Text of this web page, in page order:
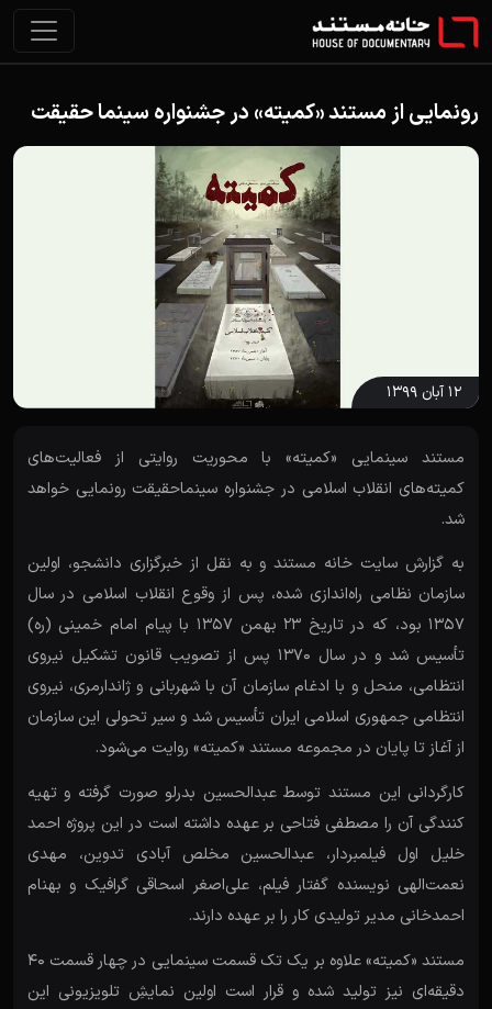
رونمایی از مستند «کمیته» در جشنواره سینما حقیقت
۱۲ آبان ۱۳۹۹
مستند سینمایی «کمیته» با محوریت روایتی از فعالیت‌های
کمیته‌های انقلاب اسلامی در جشنواره سینماحقیقت رونمایی خواهد
شد.
به گزارش سایت خانه مستند و به نقل از خبرگزاری دانشجو، اولین
سازمان نظامی راه‌اندازی شده، پس از وقوع انقلاب اسلامی در سال
۱۳۵۷ بود، که در تاریخ ۲۳ بهمن ۱۳۵۷ با پیام امام خمینی (ره)
تأسیس شد و در سال ۱۳۷۰ پس از تصویب قانون تشکیل نیروی
انتظامی، منحل و با ادغام سازمان آن با شهربانی و ژاندارمری، نیروی
انتظامی جمهوری اسلامی ایران تأسیس شد و سیر تحولی این سازمان
از آغاز تا پایان در مجموعه مستند «کمیته» روایت می‌شود.
کارگردانی این مستند توسط عبدالحسین بدرلو صورت گرفته و تهیه
کنندگی آن را مصطفی فتاحی بر عهده داشته است در این پروژه احمد
خلیل اول فیلمبردار، عبدالحسین مخلص آبادی تدوین، مهدی
نعمت‌الهی نویسنده گفتار فیلم، علی‌اصغر اسحاقی گرافیک و بهنام
احمدخانی مدیر تولیدی کار را بر عهده دارند.
مستند «کمیته» علاوه بر یک تک قسمت سینمایی در چهار قسمت ۴۰
دقیقه‌ای نیز تولید شده و قرار است اولین نمایشِ تلویزیونی این